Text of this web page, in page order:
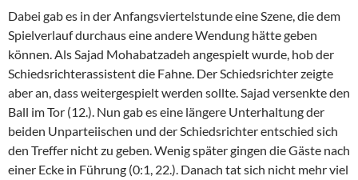
Dabei gab es in der Anfangsviertelstunde eine Szene, die dem
Spielverlauf durchaus eine andere Wendung hätte geben
können. Als Sajad Mohabatzadeh angespielt wurde, hob der
Schiedsrichterassistent die Fahne. Der Schiedsrichter zeigte
aber an, dass weitergespielt werden sollte. Sajad versenkte den
Ball im Tor (12.). Nun gab es eine längere Unterhaltung der
beiden Unparteiischen und der Schiedsrichter entschied sich
den Treffer nicht zu geben. Wenig später gingen die Gäste nach
einer Ecke in Führung (0:1, 22.). Danach tat sich nicht mehr viel